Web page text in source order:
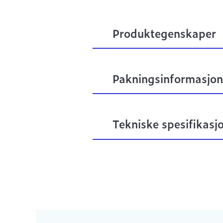
Produktegenskaper
Pakningsinformasjon
Tekniske